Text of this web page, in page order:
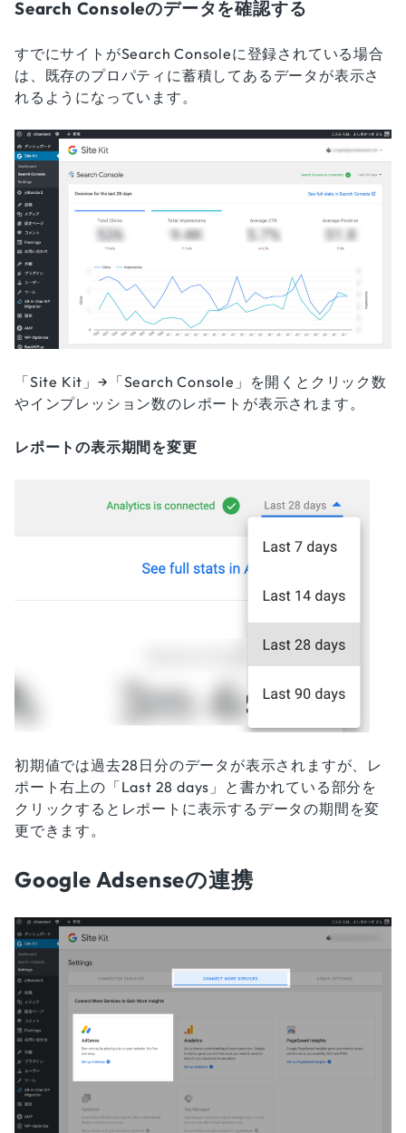
Search Consoleのデータを確認する
すでにサイトがSearch Consoleに登録されている場合
は、既存のプロパティに蓄積してあるデータが表示さ
れるようになっています。
「Site Kit」→「Search Console」を開くとクリック数
やインプレッション数のレポートが表示されます。
レポートの表示期間を変更
初期値では過去28日分のデータが表示されますが、レ
ポート右上の「Last 28 days」と書かれている部分を
クリックするとレポートに表示するデータの期間を変
更できます。
Google Adsenseの連携